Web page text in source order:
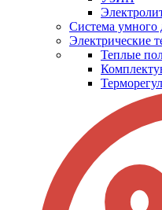
Система умного
Электрические
Теплые